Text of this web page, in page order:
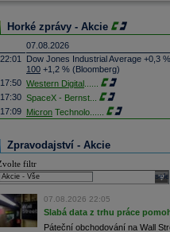
Horké zprávy - Akcie
07.08.2026
22:01
Dow Jones Industrial Average +0,3
100 +1,2 % (Bloomberg)
17:50 Western Digital
17:30 SpaceX - Bernst
17:09 Micron Technolo
16:26
Objem obchodů s akciemi na
obchodů za poslední rok je 0,665
16:23 Zvýšení výroby balistických střel
nějakou dobu potrvá. Agentuře
Armin Papperger. Společná výroba
doplnit arzenál Spojeným státům,
(ČTK)
16:07 Conocophillips
Zpravodajství - Akcie
filtr
07.08.2026 22:05
Slabá data z trhu práce
Páteční obchodování na Wall